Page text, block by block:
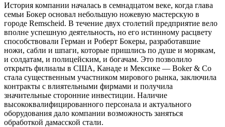
История компании началась в семнадцатом веке, когда глава
семьи Бокер основал небольшую ножевую мастерскую в
городе Remscheid. В течение двух столетий предприятие вело
вполне успешную деятельность, но его истинному расцвету
способствовали Герман и Роберт Бокеры, разработавшие
ножи, сабли и шпаги, которые пришлись по душе и морякам,
и солдатам, и полицейским, и богачам. Это позволило
открыть филиалы в США, Канаде и Мексике — Boker & Co
стала существенным участником мирового рынка, заключила
контракты с влиятельными фирмами и получила
значительные сторонние инвестиции. Наличие
высококвалифицированного персонала и актуального
оборудования дало компании возможность заняться
обработкой дамасской стали.